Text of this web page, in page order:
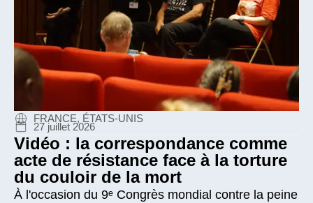
FRANCE, ÉTATS-UNIS
27 juillet 2026
Vidéo : la correspondance comme
acte de résistance face à la torture
du couloir de la mort
À l'occasion du 9ᵉ Congrès mondial contre la peine